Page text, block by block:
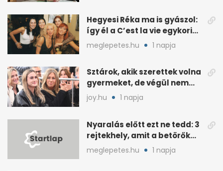
Hegyesi Réka ma is gyászol:
így él a C’est la vie egykori
énekesnője
meglepetes.hu 1 napja
Sztárok, akik szerettek volna
gyermeket, de végül nem
született nekik
joy.hu 1 napja
Nyaralás előtt ezt ne tedd: 3
rejtekhely, amit a betörők
ismernek
meglepetes.hu 1 napja